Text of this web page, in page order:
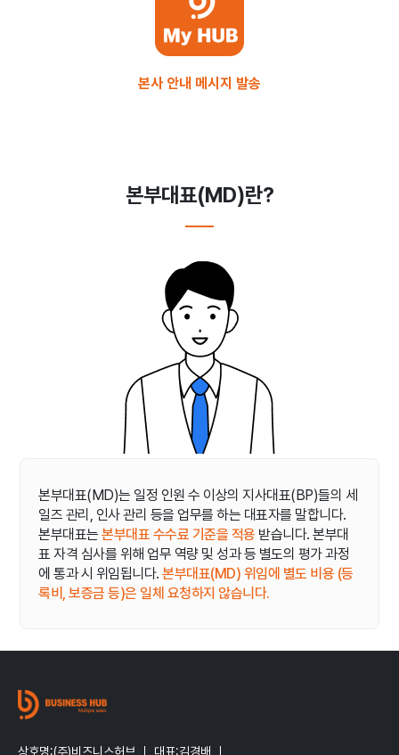
본사 안내 메시지 발송
본부대표(MD)란?
본부대표(MD)는 일정 인원 수 이상의 지사대표(BP)들의 세
일즈 관리, 인사 관리 등을 업무를 하는 대표자를 말합니다.
본부대표는본부대표 수수료 기준을 적용 받습니다. 본부대
표 자격 심사를 위해 업무 역량 및 성과 등 별도의 평가 과정
에 통과 시 위임됩니다.본부대표(MD) 위임에 별도 비용 (등
록비, 보증금 등)은 일체 요청하지 않습니다.
상호명:(주)비즈니스허브 대표:김경배